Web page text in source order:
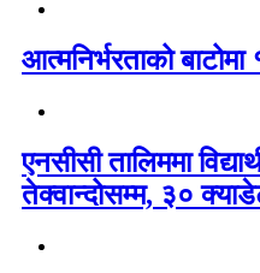
आत्मनिर्भरताको
एनसीसी तालिममा
तेक्वान्दोसम्म, ३०